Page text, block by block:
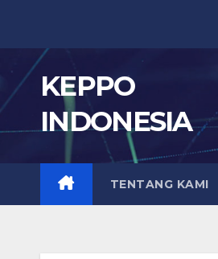
content
KEPPO
INDONESIA
TENTANG KAMI